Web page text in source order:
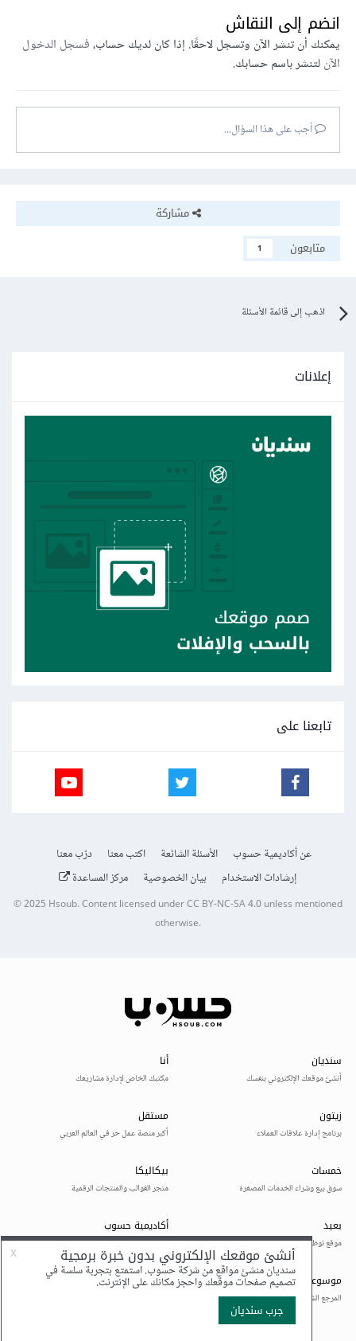
انضم إلى النقاش
يمكنك أن تنشر الآن وتسجل لاحقًا. إذا كان لديك حساب،فسجل الدخول
الآنلتنشر باسم حسابك.
أجب على هذا السؤال...
مشاركة
متابعون
1
اذهب إلى قائمة الأسئلة
إعلانات
تابعنا على
عن أكاديمية حسوب الأسئلة الشائعة اكتب معنا
درّب معنا
إرشادات الاستخدام
بيان الخصوصية مركز المساعدة
© 2025Hsoub.Content licensed underCC BY-NC-SA 4.0unless mentioned
otherwise.